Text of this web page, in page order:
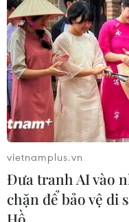
Phát động giải báo
sự nghiệp Giáo dục
2026
04/08/2026 12:36
Hành trình đưa hát
giới trẻ ở Thành phố
NSND Trịnh Thúy
vietnamplus.vn
Đưa tranh AI vào
chặn để bảo vệ di